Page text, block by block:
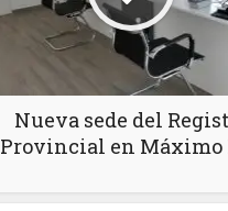
Nueva sede del
Provincial en Máximo